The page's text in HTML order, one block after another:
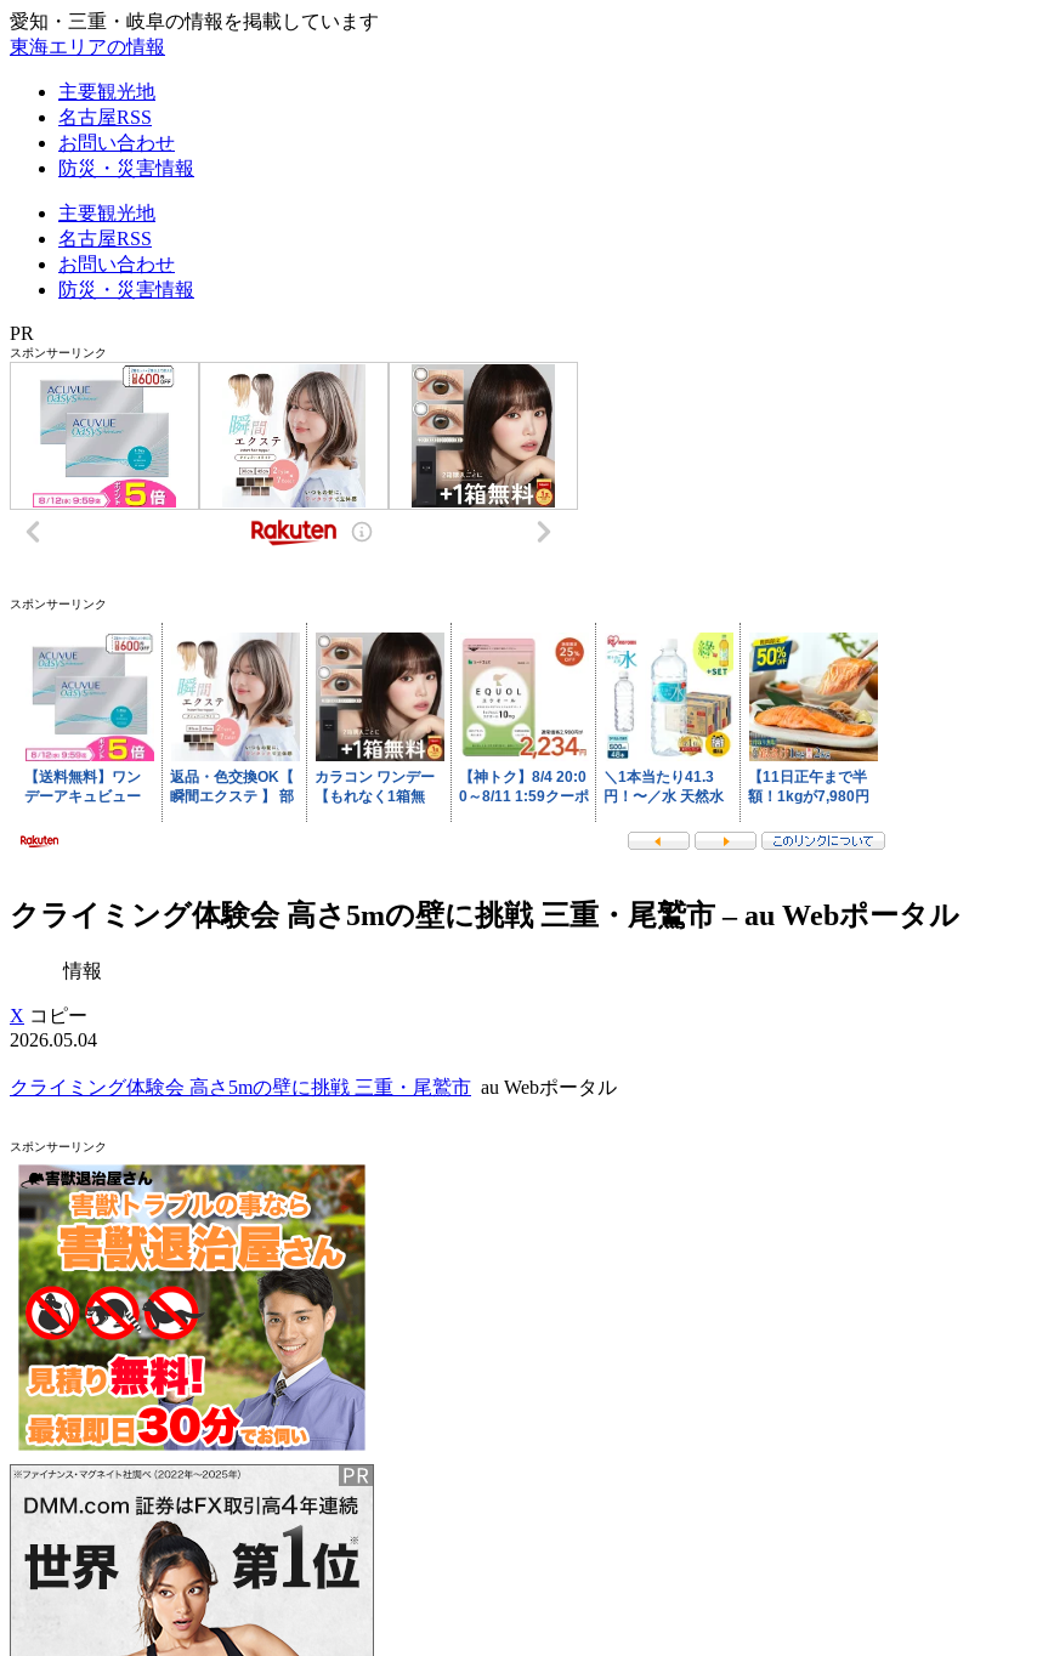
愛知・三重・岐阜の情報を掲載しています
東海エリアの情報
主要観光地
名古屋RSS
お問い合わせ
防災・災害情報
主要観光地
名古屋RSS
お問い合わせ
防災・災害情報
PR
スポンサーリンク
スポンサーリンク
クライミング体験会 高さ5mの壁に挑戦 三重・尾鷲市 – au Webポータル
情報
X コピー
2026.05.04
クライミング体験会 高さ5mの壁に挑戦 三重・尾鷲市 au Webポータル
スポンサーリンク